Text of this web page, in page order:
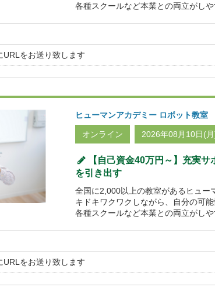
各種スクールなど本業との両立がし
URLをお送り致します
ヒューマンアカデミー ロボット教室
オンライン 2026年08月10日(
【自己資金40万円～】充実
を引き出す
全国に2,000以上の教室があるヒュー
キドキワクワクしながら、自分の可
各種スクールなど本業との両立がし
URLをお送り致します